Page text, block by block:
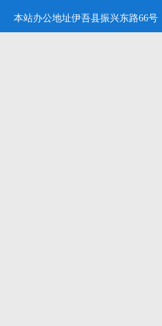
本站办公地址伊吾县振兴东路66号